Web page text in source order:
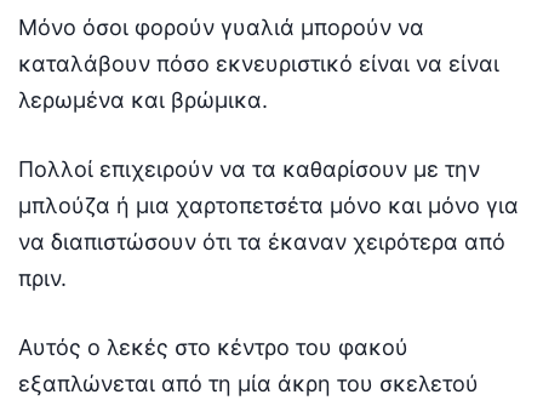
Μόνο όσοι φορούν γυαλιά μπορούν να
καταλάβουν πόσο εκνευριστικό είναι να είναι
λερωμένα και βρώμικα.
Πολλοί επιχειρούν να τα καθαρίσουν με την
μπλούζα ή μια χαρτοπετσέτα μόνο και μόνο για
να διαπιστώσουν ότι τα έκαναν χειρότερα από
πριν.
Αυτός ο λεκές στο κέντρο του φακού
εξαπλώνεται από τη μία άκρη του σκελετού